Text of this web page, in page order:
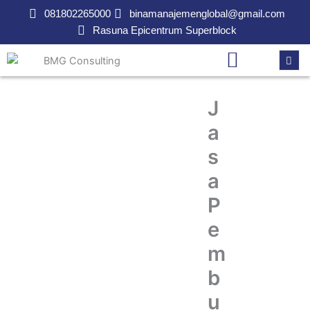
081802265000
binamanajemenglobal@gmail.com
Rasuna Epicentrum Superblock
J
a
s
a
P
e
m
b
u